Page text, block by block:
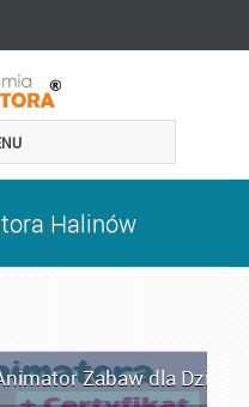
Halinów
Zabaw dla Dzieci